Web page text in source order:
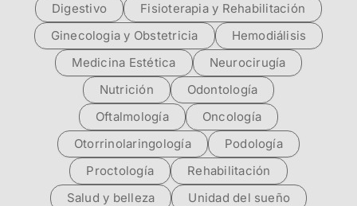
Digestivo
Fisioterapia y Rehabilitación
Ginecologia y Obstetricia
Hemodiálisis
Medicina Estética
Neurocirugía
Nutrición
Odontología
Oftalmología
Oncología
Otorrinolaringología
Podología
Proctología
Rehabilitación
Salud y belleza
Unidad del sueño